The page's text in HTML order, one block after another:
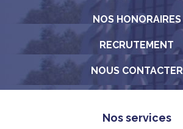
NOS HONORAIRES
RECRUTEMENT
NOUS CONTACTER
Nos services